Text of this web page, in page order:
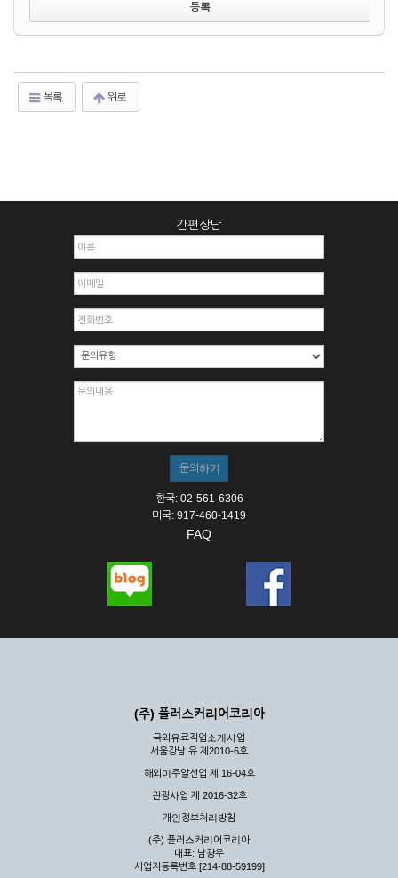
목록 위로
간편상담
한국: 02-561-6306
미국: 917-460-1419
FAQ
(주) 플러스커리어코리아
국외유료직업소개사업
서울강남 유 제2010-6호
해외이주알선업 제 16-04호
관광사업 제 2016-32호
개인정보처리방침
(주) 플러스커리어코리아
대표: 남광우
사업자등록번호 [214-88-59199]